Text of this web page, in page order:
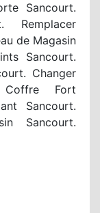
Sancourt.
Remplacer
de Magasin
Sancourt.
Changer
Coffre Fort
Sancourt.
Sancourt.